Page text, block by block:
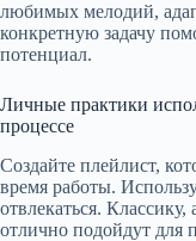
любимых мелодий,
конкретную задачу
потенциал.
Личные практики
процессе
Создайте плейлист,
время работы.
отвлекаться.
отлично подойдут для